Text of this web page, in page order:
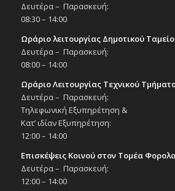
Δευτέρα – Παρασκευή:
08:30 – 14:00
Ωράριο λειτουργίας Δημοτικού
Δευτέρα – Παρασκευή:
08:00 – 14:00
Ωράριο Λειτουργίας Τεχνικού
Δευτέρα – Παρασκευή:
Τηλεφωνική Εξυπηρέτηση &
Κατ’ ιδίαν Εξυπηρέτηση:
12:00 – 14:00
Επισκέψεις Κοινού στον Τομέα
Δευτέρα – Παρασκευή:
12:00 – 14:00